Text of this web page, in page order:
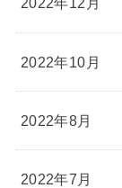
2022年12月
2022年10月
2022年8月
2022年7月